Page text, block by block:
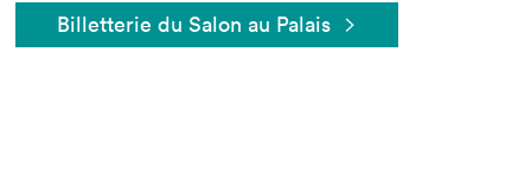
Billetterie du Salon au Palais